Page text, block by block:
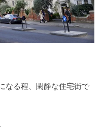
なる程、閑静な住宅街で